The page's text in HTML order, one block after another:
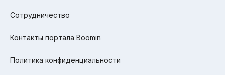
Сотрудничество
Контакты портала Boomin
Политика конфиденциальности